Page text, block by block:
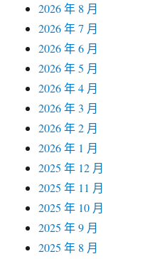
2026 年 8 月
2026 年 7 月
2026 年 6 月
2026 年 5 月
2026 年 4 月
2026 年 3 月
2026 年 2 月
2026 年 1 月
2025 年 12 月
2025 年 11 月
2025 年 10 月
2025 年 9 月
2025 年 8 月